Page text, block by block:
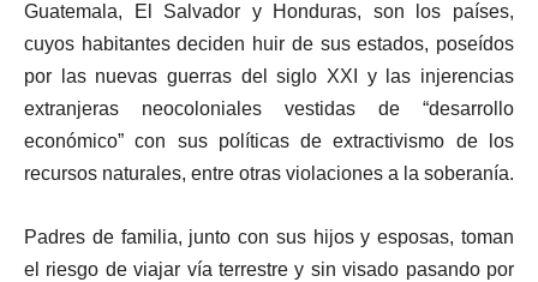
Guatemala, El Salvador y Honduras, son los países,
cuyos habitantes deciden huir de sus estados, poseídos
por las nuevas guerras del siglo XXI y las injerencias
extranjeras neocoloniales vestidas de “desarrollo
económico” con sus políticas de extractivismo de los
recursos naturales, entre otras violaciones a la soberanía.
Padres de familia, junto con sus hijos y esposas, toman
el riesgo de viajar vía terrestre y sin visado pasando por